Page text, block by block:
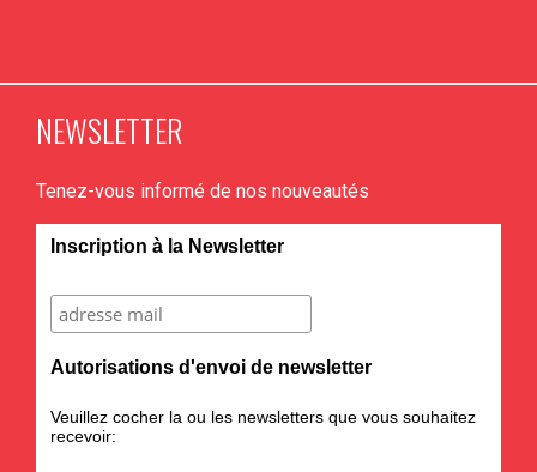
NEWSLETTER
Tenez-vous informé de nos nouveautés
Inscription à la Newsletter
Autorisations d'envoi de newsletter
Veuillez cocher la ou les newsletters que vous souhaitez
recevoir: